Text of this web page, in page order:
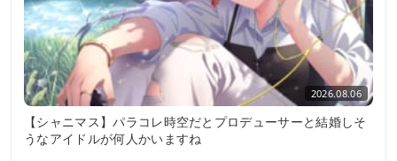
2026.08.06
【シャニマス】パラコレ時空だとプロデューサーと結婚しそ
うなアイドルが何人かいますね